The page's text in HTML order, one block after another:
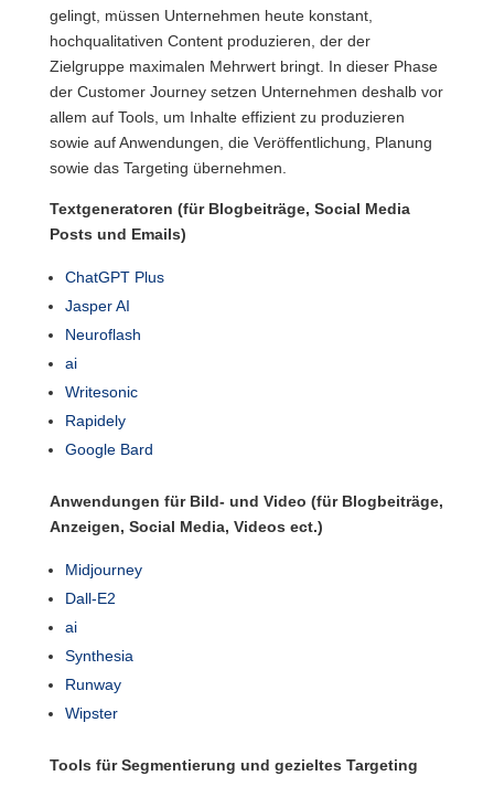
gelingt, müssen Unternehmen heute konstant,
hochqualitativen Content produzieren, der der
Zielgruppe maximalen Mehrwert bringt. In dieser Phase
der Customer Journey setzen Unternehmen deshalb vor
allem auf Tools, um Inhalte effizient zu produzieren
sowie auf Anwendungen, die Veröffentlichung, Planung
sowie das Targeting übernehmen.
Textgeneratoren (für Blogbeiträge, Social Media
Posts und Emails)
ChatGPT Plus
Jasper AI
Neuroflash
ai
Writesonic
Rapidely
Google Bard
Anwendungen für Bild- und Video (für Blogbeiträge,
Anzeigen, Social Media, Videos ect.)
Midjourney
Dall-E2
ai
Synthesia
Runway
Wipster
Tools für Segmentierung und gezieltes Targeting